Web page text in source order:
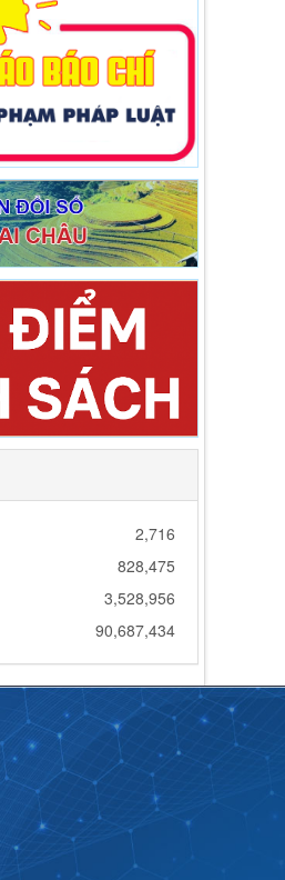
2,716
828,475
3,528,956
90,687,434